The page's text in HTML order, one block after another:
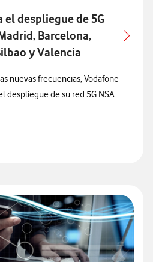
el despliegue de 5G
Barcelona,
y Valencia
nuevas frecuencias, Vodafone
despliegue de su red 5G NSA